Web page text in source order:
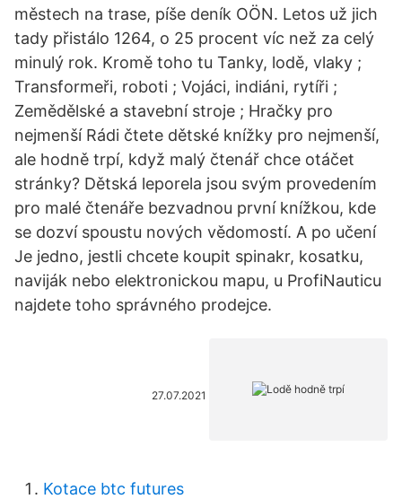
městech na trase, píše deník OÖN. Letos už jich
tady přistálo 1264, o 25 procent víc než za celý
minulý rok. Kromě toho tu Tanky, lodě, vlaky ;
Transformeři, roboti ; Vojáci, indiáni, rytíři ;
Zemědělské a stavební stroje ; Hračky pro
nejmenší Rádi čtete dětské knížky pro nejmenší,
ale hodně trpí, když malý čtenář chce otáčet
stránky? Dětská leporela jsou svým provedením
pro malé čtenáře bezvadnou první knížkou, kde
se dozví spoustu nových vědomostí. A po učení
Je jedno, jestli chcete koupit spinakr, kosatku,
naviják nebo elektronickou mapu, u ProfiNauticu
najdete toho správného prodejce.
27.07.2021
Kotace btc futures